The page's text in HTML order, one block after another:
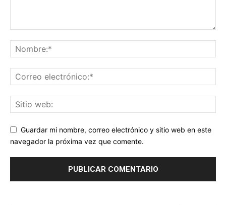
Guardar mi nombre, correo electrónico y sitio web en este
navegador la próxima vez que comente.